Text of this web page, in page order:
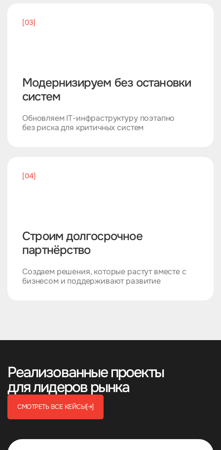
[03]
Модернизируем без остановки
систем
Обновляем IT-инфраструктуру поэтапно
без риска для критичных систем
[04]
Строим долгосрочное
партнёрство
Создаем решения, которые растут вместе с
бизнесом и поддерживают развитие
Реализованные проекты
для лидеров рынка
СМОТРЕТЬ ВСЕ КЕЙСЫ[→]